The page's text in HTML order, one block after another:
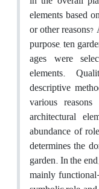
elements based
or other
purpose, ten
ages were
elements.
descriptive
various
architectural
abundance of
determines the
garden. In the
mainly